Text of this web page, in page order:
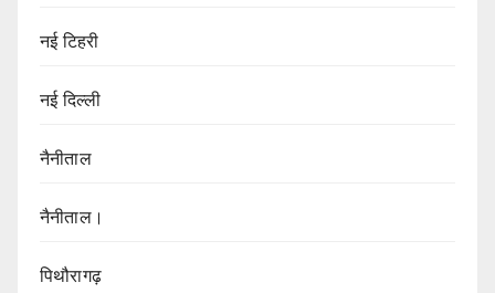
नई टिहरी
नई दिल्ली
नैनीताल
नैनीताल।
पिथौरागढ़